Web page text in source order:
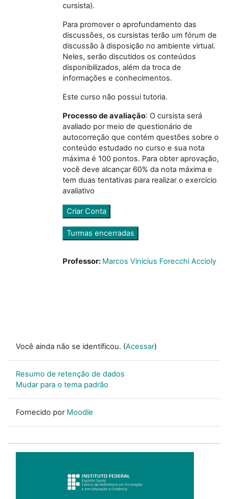
cursista).
Para promover o aprofundamento das
discussões, os cursistas terão um fórum de
discussão à disposição no ambiente virtual.
Neles, serão discutidos os conteúdos
disponibilizados, além da troca de
informações e conhecimentos.
Este curso não possui tutoria.
Processo de avaliação: O cursista será
avaliado por meio de questionário de
autocorreção que contém questões sobre o
conteúdo estudado no curso e sua nota
máxima é 100 pontos. Para obter aprovação,
você deve alcançar 60% da nota máxima e
tem duas tentativas para realizar o exercício
avaliativo
Criar Conta
Turmas encerradas
Professor: Marcos Vinicius Forecchi Accioly
Você ainda não se identificou. (Acessar)
Resumo de retenção de dados
Mudar para o tema padrão
Fornecido por Moodle